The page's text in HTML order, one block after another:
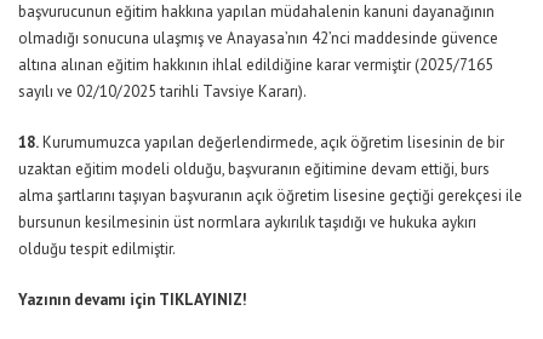
başvurucunun eğitim hakkına yapılan müdahalenin kanuni dayanağının
olmadığı sonucuna ulaşmış ve Anayasa’nın 42’nci maddesinde güvence
altına alınan eğitim hakkının ihlal edildiğine karar vermiştir (2025/7165
sayılı ve 02/10/2025 tarihli Tavsiye Kararı).
18.Kurumumuzca yapılan değerlendirmede, açık öğretim lisesinin de bir
uzaktan eğitim modeli olduğu, başvuranın eğitimine devam ettiği, burs
alma şartlarını taşıyan başvuranın açık öğretim lisesine geçtiği gerekçesi ile
bursunun kesilmesinin üst normlara aykırılık taşıdığı ve hukuka aykırı
olduğu tespit edilmiştir.
Yazının devamı için TIKLAYINIZ!